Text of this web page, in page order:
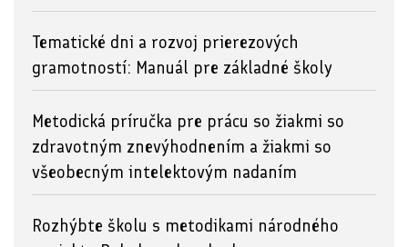
Tematické dni a rozvoj prierezových
gramotností: Manuál pre základné školy
Metodická príručka pre prácu so žiakmi so
zdravotným znevýhodnením a žiakmi so
všeobecným intelektovým nadaním
Rozhýbte školu s metodikami národného